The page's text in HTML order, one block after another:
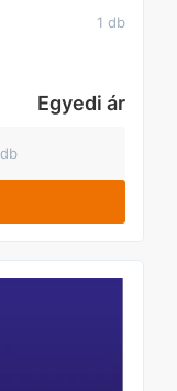
1 db
Egyedi ár
db